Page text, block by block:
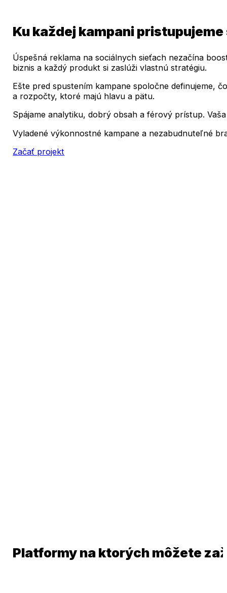
Ku každej kampani
Úspešná reklama na sociálnych sieťach nezačína
biznis a každý produkt si zaslúži vlastnú stratégiu.
Ešte pred spustením kampane spoločne definujeme,
a rozpočty, ktoré majú hlavu a pätu.
Spájame analytiku, dobrý obsah a férový prístup.
Vyladené výkonnostné kampane a nezabudnuteľné
Začať projekt
Platformy na ktorých môžete